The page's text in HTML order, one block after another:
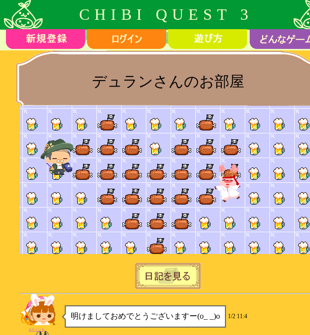
CHIBI QUEST 3
デュランさんのお部屋
明けましておめでとうございますー(o_ _)o 1/2 11:4
あすとりあ